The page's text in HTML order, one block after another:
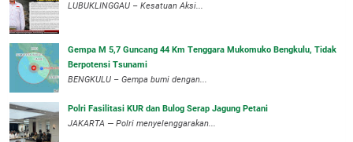
‎LUBUKLINGGAU – Kesatuan Aksi...
Gempa M 5,7 Guncang 44 Km Tenggara Mukomuko Bengkulu, Tidak
Berpotensi Tsunami
BENGKULU – Gempa bumi dengan...
Polri Fasilitasi KUR dan Bulog Serap Jagung Petani
JAKARTA — Polri menyelenggarakan...